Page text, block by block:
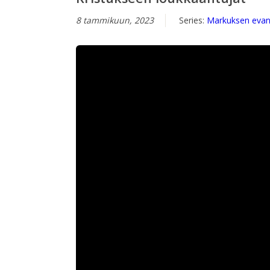
8 tammikuun, 2023 Series: Markuksen